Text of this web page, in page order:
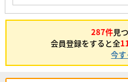
287件見
会員登録をすると全
今